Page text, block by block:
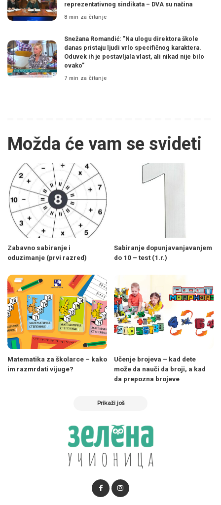
reprezentativnog sindikata – DVA su načina
8 min za čitanje
Snežana Romandić: ”Na ulogu direktora škole
danas pristaju ljudi vrlo specifičnog karaktera.
Oduvek ih je postavljala vlast, ali nikad nije bilo
ovako”
7 min za čitanje
Možda će vam se svideti
Zabavno sabiranje i
oduzimanje (prvi razred)
Sabiranje dopunjavanjavanjem
do 10 – test (1.r.)
Matematika za školarce – kako
im razmrdati vijuge?
Učenje brojeva – kad dete
može da nauči da broji, a kad
da prepozna brojeve
Prikaži još